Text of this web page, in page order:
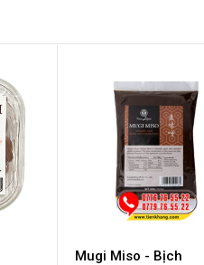
Mugi Miso - Bịch